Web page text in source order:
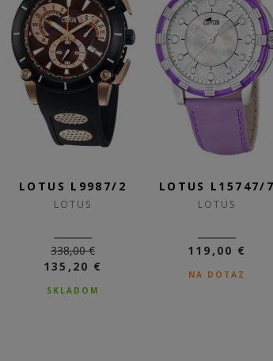
LOTUS L9987/2
LOTUS
338,00 €
135,20 €
SKLADOM
LOTUS L15747/7
LOTUS
119,00 €
NA DOTAZ